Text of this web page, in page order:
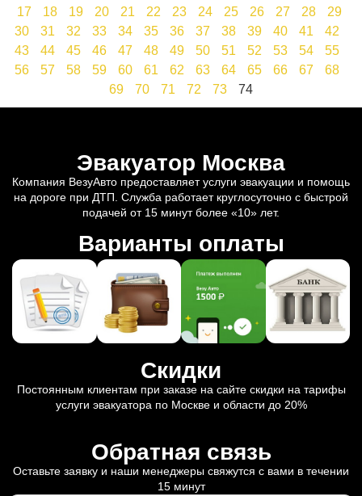
17
18 19 20 21 22 23 24 25 26 27 28
29
30
31 32 33 34 35 36 37 38 39 40 41
42
43
44 45 46 47 48 49 50 51 52 53 54
55
56
57 58 59 60 61 62 63 64 65 66 67
68
69
70 71 72 73 74
Эвакуатор Москва
Компания ВезуАвто предоставляет услуги эвакуации и помощь
на дороге при ДТП. Служба работает круглосуточно с быстрой
подачей от 15 минут более «10» лет.
Варианты оплаты
Скидки
Постоянным клиентам при заказе на сайте скидки на тарифы
услуги эвакуатора по Москве и области до 20%
Обратная связь
Оставьте заявку и наши менеджеры свяжутся с вами в течении
15 минут